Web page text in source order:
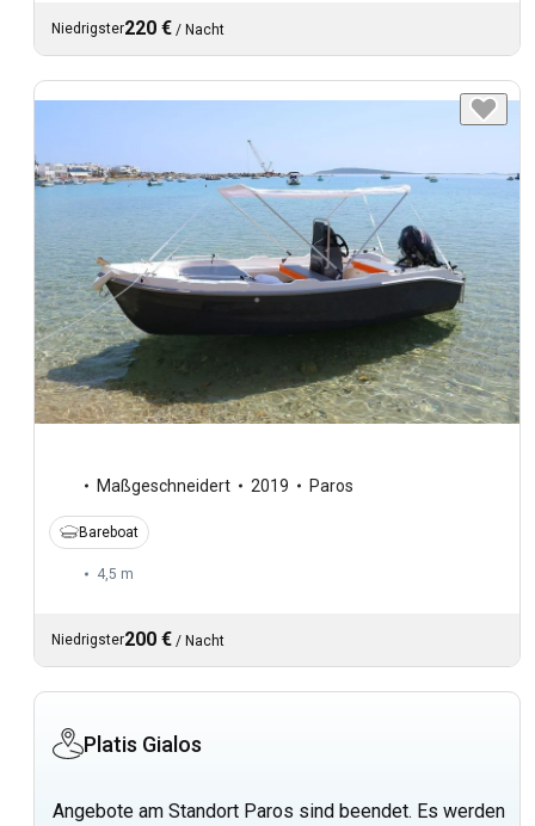
Niedrigster220 € / Nacht
Maßgeschneidert 2019 Paros
Bareboat
4,5 m
Niedrigster200 € / Nacht
Platis Gialos
Angebote am Standort Paros sind beendet. Es werden